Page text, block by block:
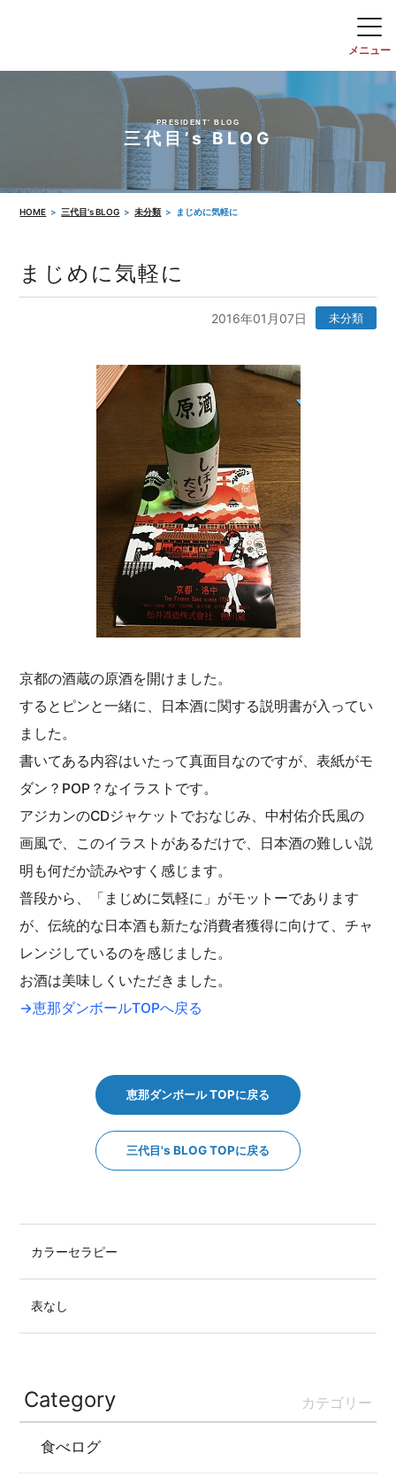
PRESIDENT' BLOG
三代目’s BLOG
HOME 三代目’s BLOG 未分類 まじめに気軽に
まじめに気軽に
2016年01月07日 未分類
京都の酒蔵の原酒を開けました。
するとピンと一緒に、日本酒に関する説明書が入ってい
ました。
書いてある内容はいたって真面目なのですが、表紙がモ
ダン？POP？なイラストです。
アジカンのCDジャケットでおなじみ、中村佑介氏風の
画風で、このイラストがあるだけで、日本酒の難しい説
明も何だか読みやすく感じます。
普段から、「まじめに気軽に」がモットーであります
が、伝統的な日本酒も新たな消費者獲得に向けて、チャ
レンジしているのを感じました。
お酒は美味しくいただきました。
→恵那ダンボールTOPへ戻る
恵那ダンボール TOPに戻る
三代目's BLOG TOPに戻る
カラーセラピー
表なし
Category カテゴリー
食べログ